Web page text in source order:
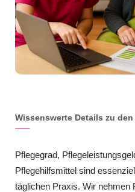
Wissenswerte Details zu
Pflegegrad,
Pflegehilfsmittel sind
täglichen Praxis. Wir nehmen